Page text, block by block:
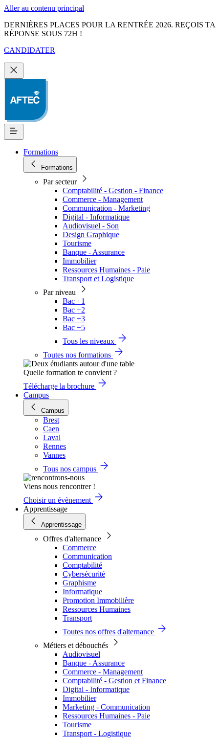
Aller au contenu principal
DERNIÈRES PLACES POUR LA RENTRÉE 2026. REÇOIS TA
RÉPONSE SOUS 72H !
CANDIDATER
Formations
Formations
Par secteur
Comptabilité - Gestion - Finance
Commerce - Management
Communication - Marketing
Digital - Informatique
Audiovisuel - Son
Design Graphique
Tourisme
Banque - Assurance
Immobilier
Ressources Humaines - Paie
Transport et Logistique
Par niveau
Bac +1
Bac +2
Bac +3
Bac +5
Tous les niveaux
Toutes nos formations
Quelle formation te convient ?
Télécharge la brochure
Campus
Campus
Brest
Caen
Laval
Rennes
Vannes
Tous nos campus
Viens nous rencontrer !
Choisir un évènement
Apprentissage
Apprentissage
Offres d'alternance
Commerce
Communication
Comptabilité
Cybersécurité
Graphisme
Informatique
Promotion Immobilière
Ressources Humaines
Transport
Toutes nos offres d'alternance
Métiers et débouchés
Audiovisuel
Banque - Assurance
Commerce - Management
Comptabilité - Gestion et Finance
Digital - Informatique
Immobilier
Marketing - Communication
Ressources Humaines - Paie
Tourisme
Transport - Logistique